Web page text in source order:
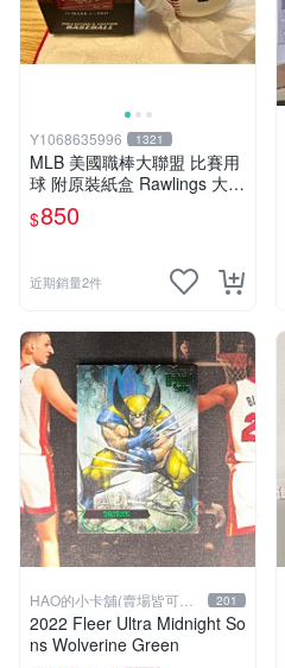
Y1068635996 1321
MLB 美國職棒大聯盟 比賽用
球 附原裝紙盒 Rawlings 大谷
翔平 洛杉磯道奇隊
$850
近期銷量2件
HAO的小卡舖(賣場皆可議
價
201
2022 Fleer Ultra Midnight So
ns Wolverine Green